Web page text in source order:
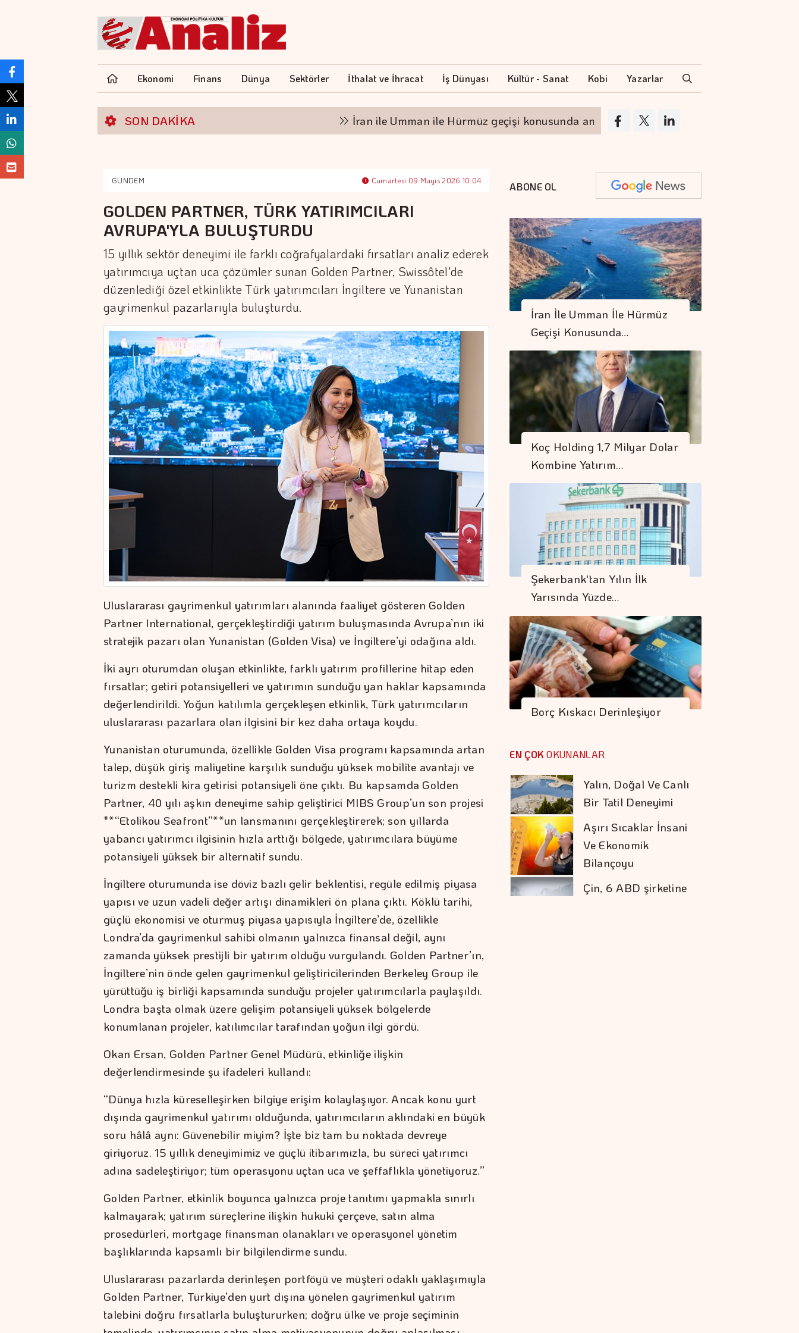
Ekonomi Finans Dünya Sektörler İthalat ve İhracat İş Dünyası Kültür - Sanat Kobi Yazarlar
SON DAKİKA İran ile Umman ile Hürmüz geçişi konusunda anlaştı Koç Holding 1,7 milyar dolar
GÜNDEM Cumartesi 09 Mayıs 2026 10:04
GOLDEN PARTNER, TÜRK YATIRIMCILARI
AVRUPA'YLA BULUŞTURDU
15 yıllık sektör deneyimi ile farklı coğrafyalardaki fırsatları analiz ederek
yatırımcıya uçtan uca çözümler sunan Golden Partner, Swissôtel'de
düzenlediği özel etkinlikte Türk yatırımcıları İngiltere ve Yunanistan
gayrimenkul pazarlarıyla buluşturdu.
Uluslararası gayrimenkul yatırımları alanında faaliyet gösteren Golden
Partner International, gerçekleştirdiği yatırım buluşmasında Avrupa’nın iki
stratejik pazarı olan Yunanistan (Golden Visa) ve İngiltere’yi odağına aldı.
İki ayrı oturumdan oluşan etkinlikte, farklı yatırım profillerine hitap eden
fırsatlar; getiri potansiyelleri ve yatırımın sunduğu yan haklar kapsamında
değerlendirildi. Yoğun katılımla gerçekleşen etkinlik, Türk yatırımcıların
uluslararası pazarlara olan ilgisini bir kez daha ortaya koydu.
Yunanistan oturumunda, özellikle Golden Visa programı kapsamında artan
talep, düşük giriş maliyetine karşılık sunduğu yüksek mobilite avantajı ve
turizm destekli kira getirisi potansiyeli öne çıktı. Bu kapsamda Golden
Partner, 40 yılı aşkın deneyime sahip geliştirici MIBS Group’un son projesi
**“Etolikou Seafront”**un lansmanını gerçekleştirerek; son yıllarda
yabancı yatırımcı ilgisinin hızla arttığı bölgede, yatırımcılara büyüme
potansiyeli yüksek bir alternatif sundu.
İngiltere oturumunda ise döviz bazlı gelir beklentisi, regüle edilmiş piyasa
yapısı ve uzun vadeli değer artışı dinamikleri ön plana çıktı. Köklü tarihi,
güçlü ekonomisi ve oturmuş piyasa yapısıyla İngiltere’de, özellikle
Londra’da gayrimenkul sahibi olmanın yalnızca finansal değil, aynı
zamanda yüksek prestijli bir yatırım olduğu vurgulandı. Golden Partner’ın,
İngiltere’nin önde gelen gayrimenkul geliştiricilerinden Berkeley Group ile
yürüttüğü iş birliği kapsamında sunduğu projeler yatırımcılarla paylaşıldı.
Londra başta olmak üzere gelişim potansiyeli yüksek bölgelerde
konumlanan projeler, katılımcılar tarafından yoğun ilgi gördü.
Okan Ersan, Golden Partner Genel Müdürü, etkinliğe ilişkin
değerlendirmesinde şu ifadeleri kullandı:
“Dünya hızla küreselleşirken bilgiye erişim kolaylaşıyor. Ancak konu yurt
dışında gayrimenkul yatırımı olduğunda, yatırımcıların aklındaki en büyük
soru hâlâ aynı: Güvenebilir miyim? İşte biz tam bu noktada devreye
giriyoruz. 15 yıllık deneyimimiz ve güçlü itibarımızla, bu süreci yatırımcı
adına sadeleştiriyor; tüm operasyonu uçtan uca ve şeffaflıkla yönetiyoruz.”
Golden Partner, etkinlik boyunca yalnızca proje tanıtımı yapmakla sınırlı
kalmayarak; yatırım süreçlerine ilişkin hukuki çerçeve, satın alma
prosedürleri, mortgage finansman olanakları ve operasyonel yönetim
başlıklarında kapsamlı bir bilgilendirme sundu.
Uluslararası pazarlarda derinleşen portföyü ve müşteri odaklı yaklaşımıyla
Golden Partner, Türkiye’den yurt dışına yönelen gayrimenkul yatırım
talebini doğru fırsatlarla buluştururken; doğru ülke ve proje seçiminin
ABONE OL
İran İle Umman İle Hürmüz
Geçişi Konusunda…
Koç Holding 1,7 Milyar Dolar
Kombine Yatırım…
Şekerbank'tan Yılın İlk
Yarısında Yüzde…
Borç Kıskacı Derinleşiyor
EN ÇOK OKUNANLAR
OMSAN Lojistik
Avrupa'daki Gıda
Lojistiği Ağını
Güçlendiriyor
Borsa Günü
Yükselişle
Tamamladı
AB'de üretici
Fiyatları Haziranda
Azaldı
Bir Tatil Deneyimi
Aşırı Sıcaklar İnsani
Ve Ekonomik
Bilançoyu
Ağırlaştırıyor
Çin, 6 ABD şirketine
Yaptırım
Uygulayacak